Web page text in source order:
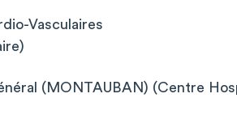
Vasculaires
(MONTAUBAN) (Centre